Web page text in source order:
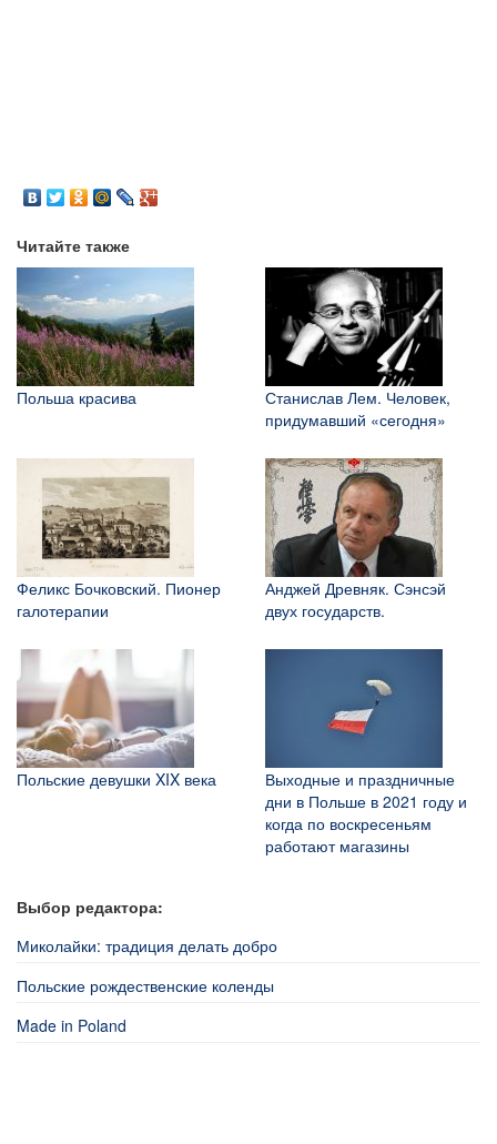
Читайте также
Польша красива
Станислав Лем. Человек,
придумавший «сегодня»
Феликс Бочковский. Пионер
галотерапии
Анджей Древняк. Сэнсэй
двух государств.
Польские девушки XIX века
Выходные и праздничные
дни в Польше в 2021 году и
когда по воскресеньям
работают магазины
Выбор редактора:
Миколайки: традиция делать добро
Польские рождественские коленды
Made in Poland